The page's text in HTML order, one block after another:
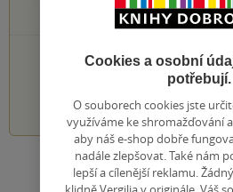
0×
1
PŘIDEJTE SVÉ
Zobrazit všechna
Cookies a osobní
potřebují.
O souborech cookies jste
využíváme ke shromažďování
aby náš e-shop dobře
nadále zlepšovat. Také nám
lepší a cílenější reklamu.